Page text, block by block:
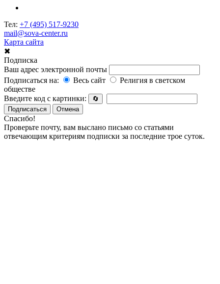
Тел: +7 (495) 517-9230
mail@sova-center.ru
Карта сайта
✖
Подписка
Ваш адрес электронной почты
Подписаться на:
Весь сайт
Религия в светском
обществе
Введите код с картинки:
🔄
Подписаться
Отмена
Спасибо!
Проверьте почту, вам выслано письмо со статьями
отвечающим критериям подписки за последние трое суток.